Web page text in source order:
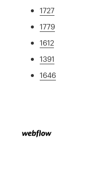
1727
1779
1612
1391
1646